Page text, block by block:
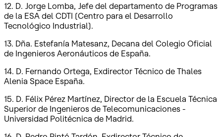
12. D. Jorge Lomba, Jefe del departamento de Programas
de la ESA del CDTI (Centro para el Desarrollo
Tecnológico Industrial).
13. Dña. Estefanía Matesanz, Decana del Colegio Oficial
de Ingenieros Aeronáuticos de España.
14. D. Fernando Ortega, Exdirector Técnico de Thales
Alenia Space España.
15. D. Félix Pérez Martínez, Director de la Escuela Técnica
Superior de Ingenieros de Telecomunicaciones -
Universidad Politécnica de Madrid.